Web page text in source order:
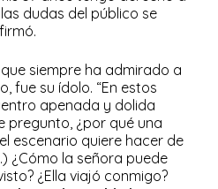
dudas del público se
siempre ha admirado a
fue su ídolo. “En estos
apenada y dolida
pregunto, ¿por qué una
escenario quiere hacer de
¿Cómo la señora puede
¿Ella viajó conmigo?